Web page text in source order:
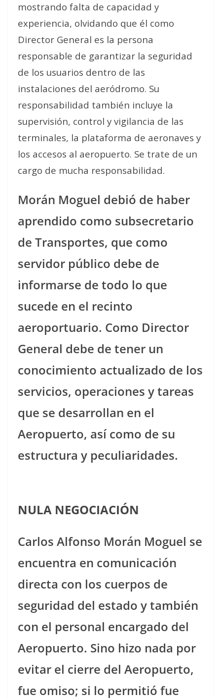
mostrando falta de capacidad y
experiencia, olvidando que él como
Director General es la persona
responsable de garantizar la seguridad
de los usuarios dentro de las
instalaciones del aeródromo. Su
responsabilidad también incluye la
supervisión, control y vigilancia de las
terminales, la plataforma de aeronaves y
los accesos al aeropuerto. Se trate de un
cargo de mucha responsabilidad.
Morán Moguel debió de haber
aprendido como subsecretario
de Transportes, que como
servidor público debe de
informarse de todo lo que
sucede en el recinto
aeroportuario. Como Director
General debe de tener un
conocimiento actualizado de los
servicios, operaciones y tareas
que se desarrollan en el
Aeropuerto, así como de su
estructura y peculiaridades.
NULA NEGOCIACIÓN
Carlos Alfonso Morán Moguel se
encuentra en comunicación
directa con los cuerpos de
seguridad del estado y también
con el personal encargado del
Aeropuerto. Sino hizo nada por
evitar el cierre del Aeropuerto,
fue omiso; si lo permitió fue